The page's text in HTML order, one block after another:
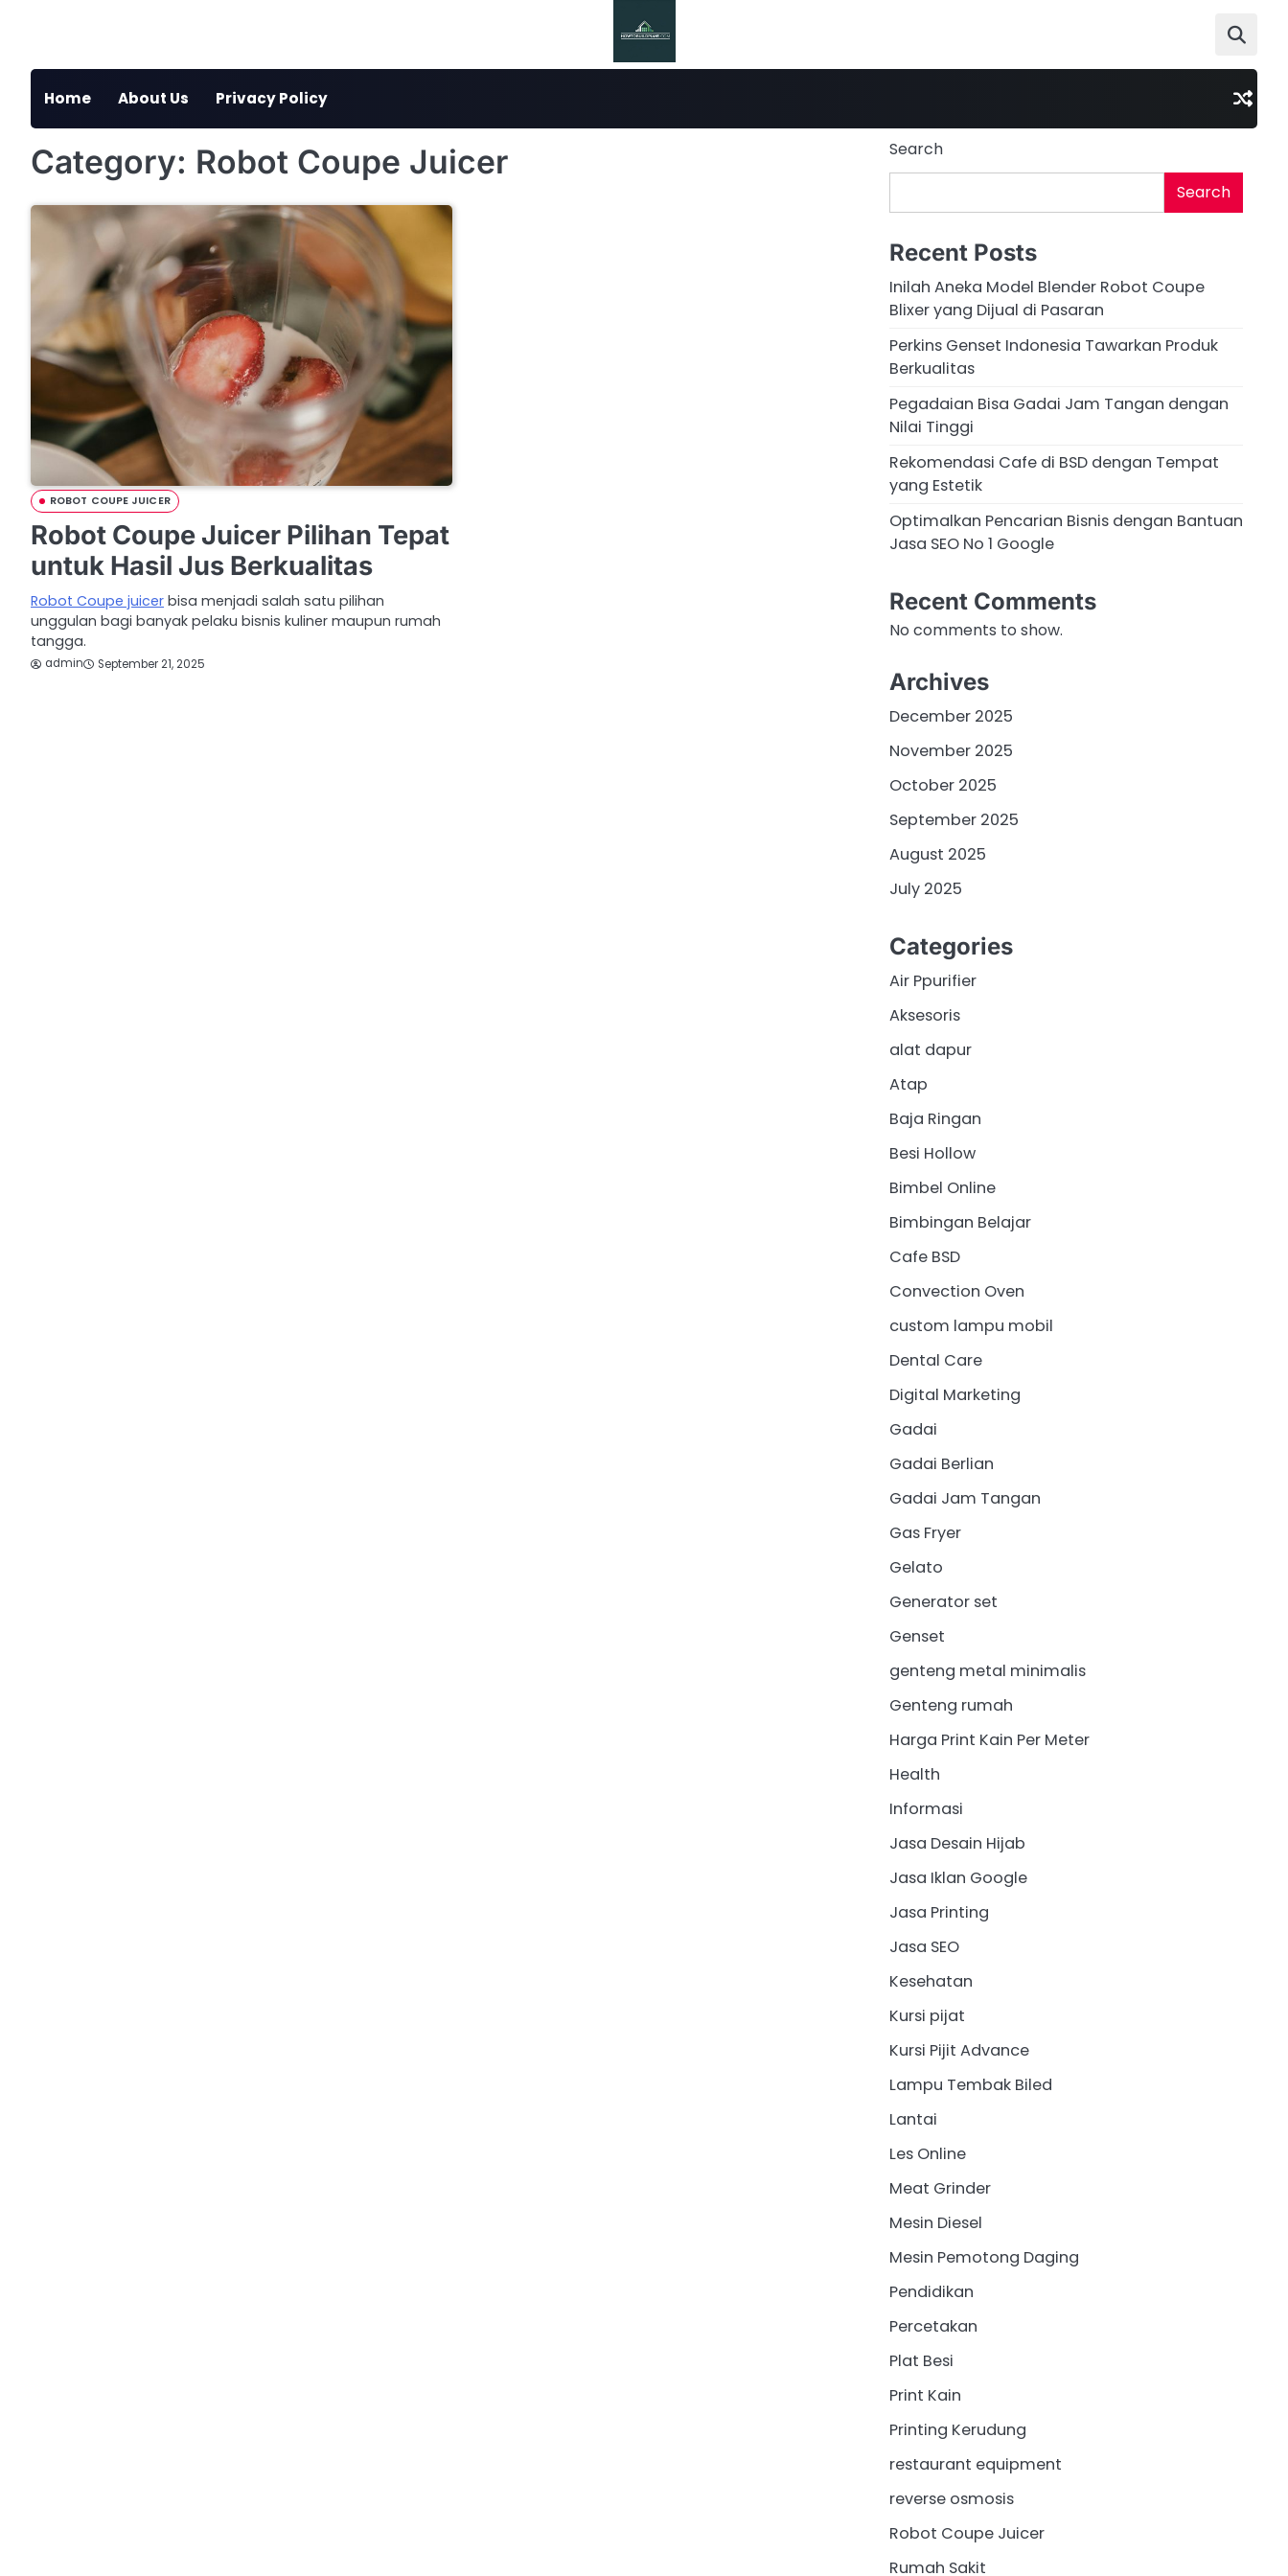
Home About Us Privacy Policy
Category: Robot Coupe Juicer
ROBOT COUPE JUICER
Robot Coupe Juicer Pilihan Tepat
untuk Hasil Jus Berkualitas
Robot Coupe juicer bisa menjadi salah satu pilihan
unggulan bagi banyak pelaku bisnis kuliner maupun rumah
tangga.
admin September 21, 2025
Search
Search
Recent Posts
Inilah Aneka Model Blender Robot Coupe
Blixer yang Dijual di Pasaran
Perkins Genset Indonesia Tawarkan Produk
Berkualitas
Pegadaian Bisa Gadai Jam Tangan dengan
Nilai Tinggi
Rekomendasi Cafe di BSD dengan Tempat
yang Estetik
Optimalkan Pencarian Bisnis dengan Bantuan
Jasa SEO No 1 Google
Recent Comments
No comments to show.
Archives
December 2025
November 2025
October 2025
September 2025
August 2025
July 2025
Categories
Air Ppurifier
Aksesoris
alat dapur
Atap
Baja Ringan
Besi Hollow
Bimbel Online
Bimbingan Belajar
Cafe BSD
Convection Oven
custom lampu mobil
Dental Care
Digital Marketing
Gadai
Gadai Berlian
Gadai Jam Tangan
Gas Fryer
Gelato
Generator set
Genset
genteng metal minimalis
Genteng rumah
Harga Print Kain Per Meter
Health
Informasi
Jasa Desain Hijab
Jasa Iklan Google
Jasa Printing
Jasa SEO
Kesehatan
Kursi pijat
Kursi Pijit Advance
Lampu Tembak Biled
Lantai
Les Online
Meat Grinder
Mesin Diesel
Mesin Pemotong Daging
Pendidikan
Percetakan
Plat Besi
Print Kain
Printing Kerudung
restaurant equipment
reverse osmosis
Robot Coupe Juicer
Rumah Sakit